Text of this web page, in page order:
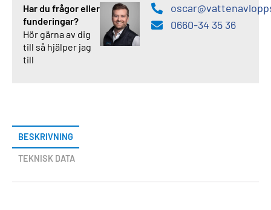
Har du frågor eller
funderingar?
Hör gärna av dig
till så hjälper jag
till
0660-34 35 36
BESKRIVNING
TEKNISK DATA